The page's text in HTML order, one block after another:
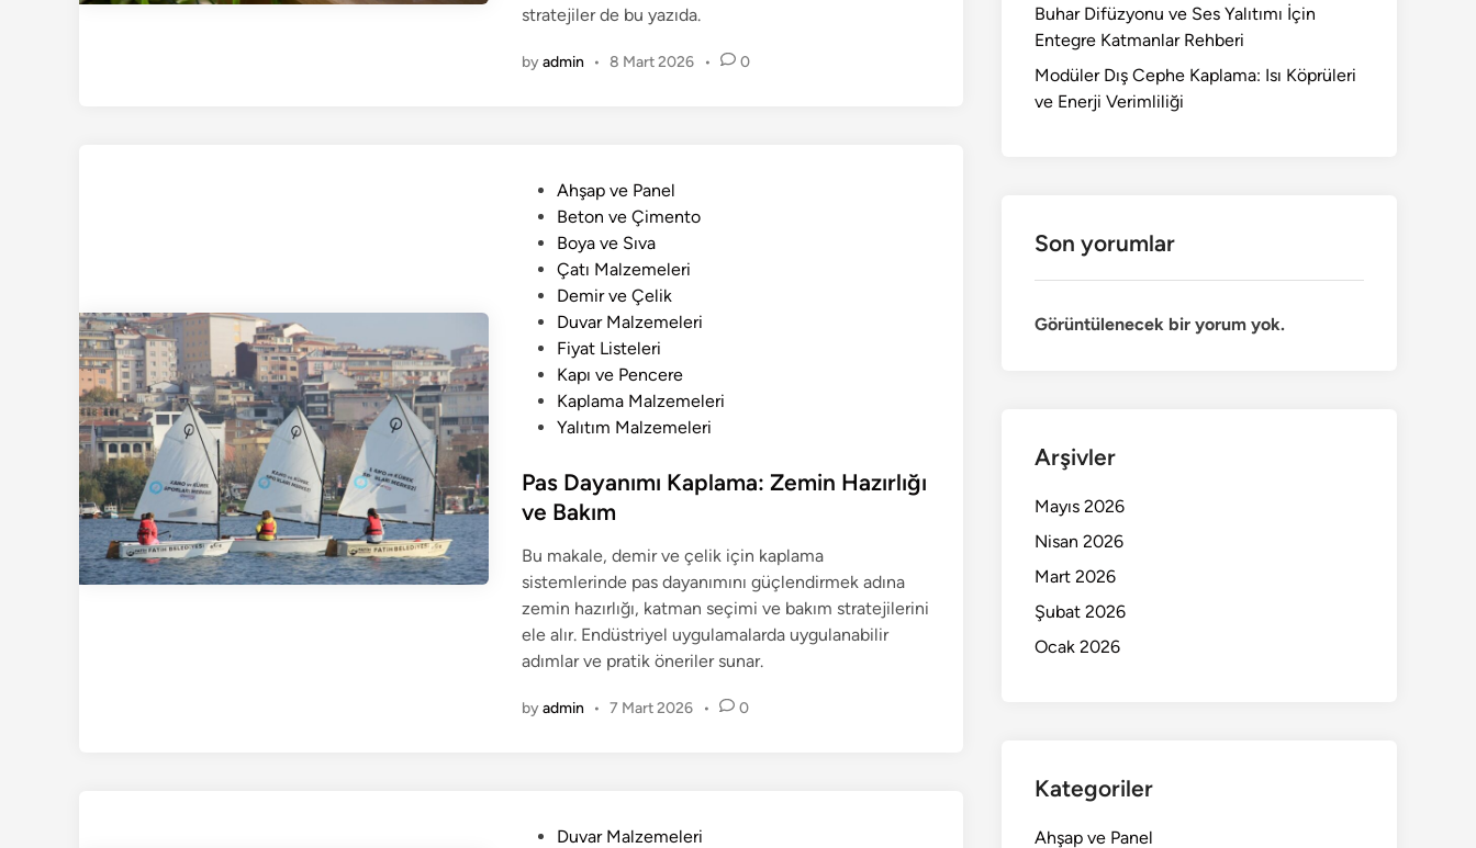
stratejiler de bu yazıda.
byadmin • 8 Mart 2026 • 0
Ahşap ve Panel
Beton ve Çimento
Boya ve Sıva
Çatı Malzemeleri
Demir ve Çelik
Duvar Malzemeleri
Fiyat Listeleri
Kapı ve Pencere
Kaplama Malzemeleri
Yalıtım Malzemeleri
Pas Dayanımı Kaplama: Zemin Hazırlığı
ve Bakım
Bu makale, demir ve çelik için kaplama
sistemlerinde pas dayanımını güçlendirmek adına
zemin hazırlığı, katman seçimi ve bakım stratejilerini
ele alır. Endüstriyel uygulamalarda uygulanabilir
adımlar ve pratik öneriler sunar.
byadmin • 7 Mart 2026 • 0
Duvar Malzemeleri
Buhar Difüzyonu ve Ses Yalıtımı İçin
Entegre Katmanlar Rehberi
Modüler Dış Cephe Kaplama: Isı Köprüleri
ve Enerji Verimliliği
Son yorumlar
Görüntülenecek bir yorum yok.
Arşivler
Mayıs 2026
Nisan 2026
Mart 2026
Şubat 2026
Ocak 2026
Kategoriler
Ahşap ve Panel